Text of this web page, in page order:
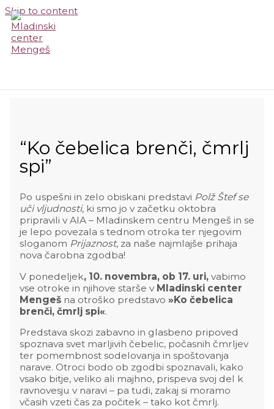
Skip to content
“Ko čebelica brenči, čmrlj
spi”
Po uspešni in zelo obiskani predstavi Polž Štef se
uči vljudnosti, ki smo jo v začetku oktobra
pripravili v AIA – Mladinskem centru Mengeš in se
je lepo povezala s tednom otroka ter njegovim
sloganom Prijaznost, za naše najmlajše prihaja
nova čarobna zgodba!
V ponedeljek, 10. novembra, ob 17. uri,vabimo
vse otroke in njihove starše v Mladinski center
Mengeš na otroško predstavo »Ko čebelica
brenči, čmrlj spi«.
Predstava skozi zabavno in glasbeno pripoved
spoznava svet marljivih čebelic, počasnih čmrljev
ter pomembnost sodelovanja in spoštovanja
narave. Otroci bodo ob zgodbi spoznavali, kako
vsako bitje, veliko ali majhno, prispeva svoj del k
ravnovesju v naravi – pa tudi, zakaj si moramo
včasih vzeti čas za počitek – tako kot čmrlj.